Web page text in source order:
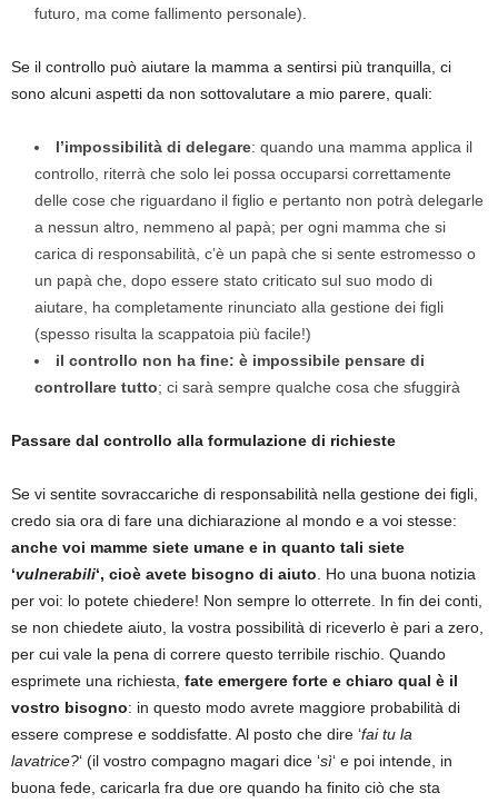
futuro, ma come fallimento personale).
Se il controllo può aiutare la mamma a sentirsi più tranquilla, ci
sono alcuni aspetti da non sottovalutare a mio parere, quali:
l’impossibilità di delegare: quando una mamma applica il
controllo, riterrà che solo lei possa occuparsi correttamente
delle cose che riguardano il figlio e pertanto non potrà delegarle
a nessun altro, nemmeno al papà; per ogni mamma che si
carica di responsabilità, c’è un papà che si sente estromesso o
un papà che, dopo essere stato criticato sul suo modo di
aiutare, ha completamente rinunciato alla gestione dei figli
(spesso risulta la scappatoia più facile!)
il controllo non ha fine: è impossibile pensare di
controllare tutto; ci sarà sempre qualche cosa che sfuggirà
Passare dal controllo alla formulazione di richieste
Se vi sentite sovraccariche di responsabilità nella gestione dei figli,
credo sia ora di fare una dichiarazione al mondo e a voi stesse:
anche voi mamme siete umane e in quanto tali siete
‘vulnerabili‘, cioè avete bisogno di aiuto . Ho una buona notizia
per voi: lo potete chiedere! Non sempre lo otterrete. In fin dei conti,
se non chiedete aiuto, la vostra possibilità di riceverlo è pari a zero,
per cui vale la pena di correre questo terribile rischio. Quando
esprimete una richiesta, fate emergere forte e chiaro qual è il
vostro bisogno: in questo modo avrete maggiore probabilità di
essere comprese e soddisfatte. Al posto che dire ‘fai tu la
lavatrice?‘ (il vostro compagno magari dice ‘sì‘ e poi intende, in
buona fede, caricarla fra due ore quando ha finito ciò che sta